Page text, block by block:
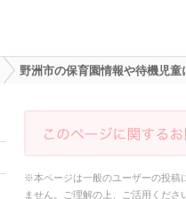
野洲市の保育園情報や待機児童
※本ページは一般のユーザーの投稿
ません。ご理解の上、ご活用くださ